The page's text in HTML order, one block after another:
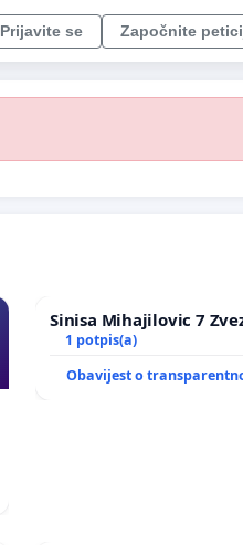
Prijavite se Započnite
Sinisa Mihajilovic 7
1 potpis(a)
Obavijest o